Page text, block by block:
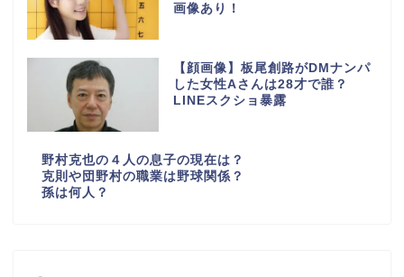
画像あり！
【顔画像】板尾創路がDMナンパ
した女性Aさんは28才で誰？
LINEスクショ暴露
野村克也の４人の息子の現在は？
克則や団野村の職業は野球関係？
孫は何人？